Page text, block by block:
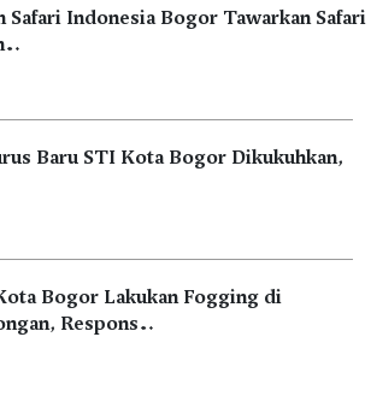
Safari Indonesia Bogor Tawarkan Safari
Baru STI Kota Bogor Dikukuhkan,
Bogor Lakukan Fogging di
Respons…